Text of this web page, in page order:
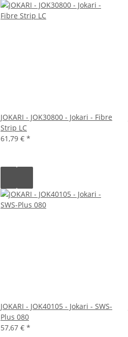
JOKARI - JOK30800 - Jokari - Fibre
Strip LC
61,79 € *
JOKARI - JOK40105 - Jokari - SWS-
Plus 080
57,67 € *